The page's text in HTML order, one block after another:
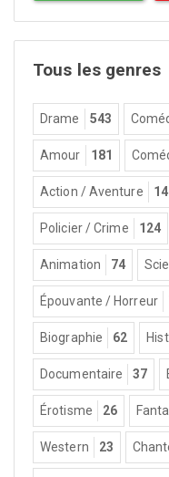
Tous les genres
Drame 543
Amour 181
Action / Aventure
Policier / Crime 124
Animation 74
Épouvante / Horreur
Biographie 62
Documentaire 37
Érotisme 26
Western 23